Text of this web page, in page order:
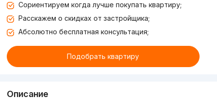
Сориентируем когда лучше покупать квартиру;
Расскажем о скидках от застройщика;
Абсолютно бесплатная консультация;
Подобрать квартиру
Описание